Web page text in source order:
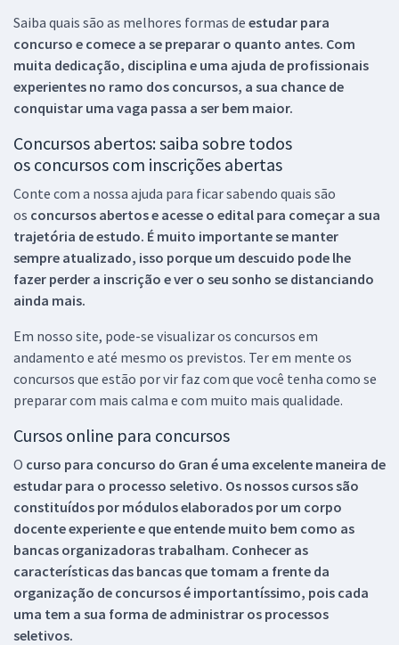
Saiba quais são as melhores formas de estudar para
concurso e comece a se preparar o quanto antes. Com
muita dedicação, disciplina e uma ajuda de profissionais
experientes no ramo dos concursos, a sua chance de
conquistar uma vaga passa a ser bem maior.
Concursos abertos: saiba sobre todos
os concursos com inscrições abertas
Conte com a nossa ajuda para ficar sabendo quais são
os concursos abertos e acesse o edital para começar a sua
trajetória de estudo. É muito importante se manter
sempre atualizado, isso porque um descuido pode lhe
fazer perder a inscrição e ver o seu sonho se distanciando
ainda mais.
Em nosso site, pode-se visualizar os concursos em
andamento e até mesmo os previstos. Ter em mente os
concursos que estão por vir faz com que você tenha como se
preparar com mais calma e com muito mais qualidade.
Cursos online para concursos
O curso para concurso do Gran é uma excelente maneira de
estudar para o processo seletivo. Os nossos cursos são
constituídos por módulos elaborados por um corpo
docente experiente e que entende muito bem como as
bancas organizadoras trabalham. Conhecer as
características das bancas que tomam a frente da
organização de concursos é importantíssimo, pois cada
uma tem a sua forma de administrar os processos
seletivos.